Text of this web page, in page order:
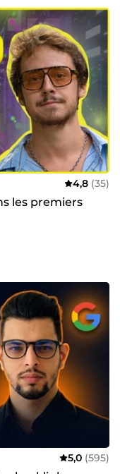
4,8 (35)
les premiers
5,0 (595)